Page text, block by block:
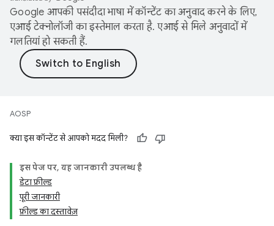
Google आपकी पसंदीदा भाषा में कॉन्टेंट का अनुवाद करने के लिए,
एआई टेक्नोलॉजी का इस्तेमाल करता है. एआई से मिले अनुवादों में
गलतियां हो सकती हैं.
AOSP
क्या इस कॉन्टेंट से आपको मदद मिली?
इस पेज पर, यह जानकारी उपलब्ध है
डेटा फ़ील्ड
पूरी जानकारी
फ़ील्ड का दस्तावेज़